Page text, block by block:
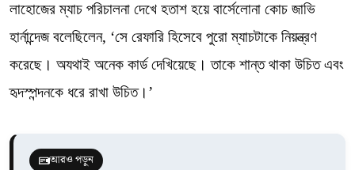
লাহোজের ম্যাচ পরিচালনা দেখে হতাশ হয়ে বার্সেলোনা কোচ জাভি
হার্নান্দেজ বলেছিলেন, ‘সে রেফারি হিসেবে পুরো ম্যাচটাকে নিয়ন্ত্রণ
করেছে। অযথাই অনেক কার্ড দেখিয়েছে। তাকে শান্ত থাকা উচিত এবং
হৃদস্পন্দনকে ধরে রাখা উচিত।’
আরও পড়ুন